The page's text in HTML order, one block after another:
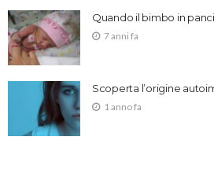
Quando il bimbo in
7 anni fa
Scoperta l’origine
1 anno fa